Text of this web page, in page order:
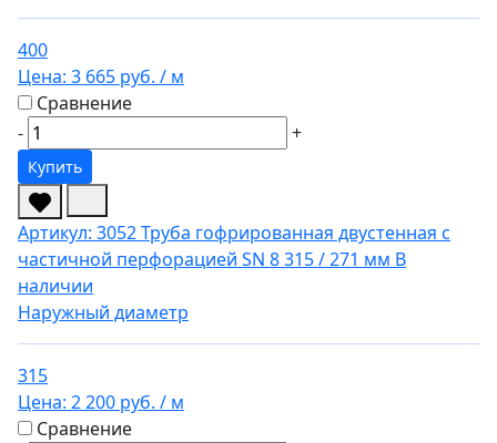
400
Цена: 3 665 руб. / м
Сравнение
-
+
Купить
Артикул: 3052Труба гофрированная двустенная с
частичной перфорацией SN 8 315 / 271 мм В
наличии
Наружный диаметр
315
Цена: 2 200 руб. / м
Сравнение